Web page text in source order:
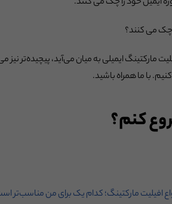
چک می کنند؟
مارکتینگ ایمیلی به میان می‌آید، پیچیده‌تر
با ما همراه باشید.
کنم؟
افیلیت مارکتینگ؛ کدام یک برای من مناسب‌تر